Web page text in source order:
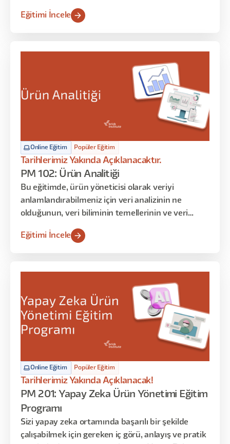
Eğitimi İncele
Online Eğitim Popüler Eğitim
Tarihlerimiz Yakında Açıklanacaktır.
PM 102: Ürün Analitiği
Bu eğitimde, ürün yöneticisi olarak veriyi
anlamlandırabilmeniz için veri analizinin ne
olduğunun, veri biliminin temellerinin ve veri
Eğitimi İncele
Online Eğitim Popüler Eğitim
Tarihlerimiz Yakında Açıklanacak!
PM 201: Yapay Zeka Ürün Yönetimi Eğitim
Programı
Sizi yapay zeka ortamında başarılı bir şekilde
çalışabilmek için gereken iç görü, anlayış ve pratik